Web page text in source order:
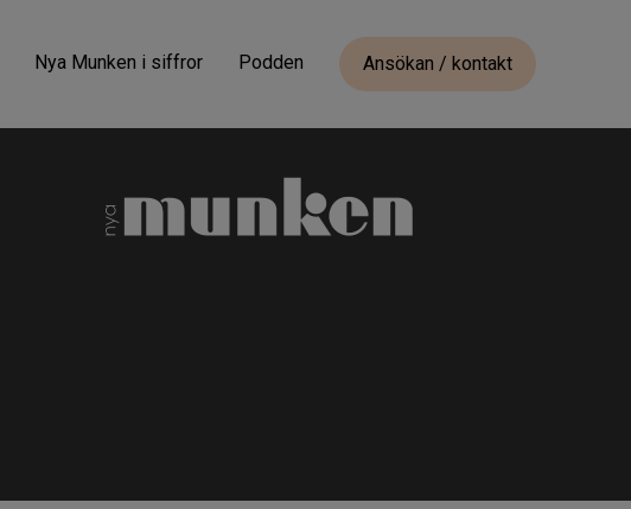
Nya Munken i siffror Podden Ansökan / kontakt